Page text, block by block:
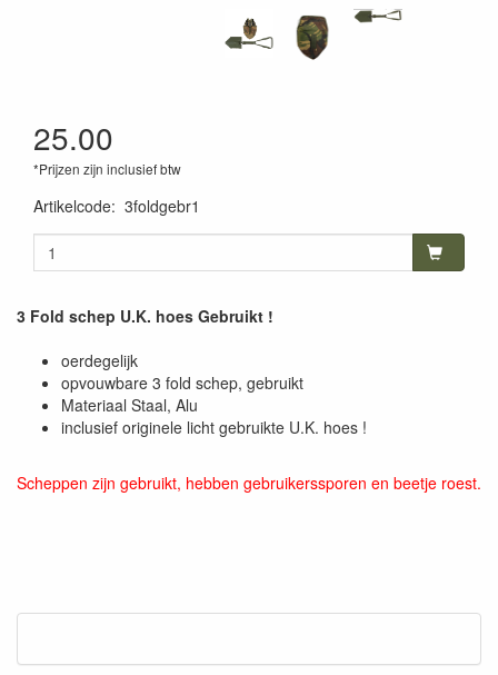
25.00
*Prijzen zijn inclusief btw
Artikelcode: 3foldgebr1
3 Fold schep U.K. hoes Gebruikt !
oerdegelijk
opvouwbare 3 fold schep, gebruikt
Materiaal Staal, Alu
inclusief originele licht gebruikte U.K. hoes !
Scheppen zijn gebruikt, hebben gebruikerssporen en beetje roest.